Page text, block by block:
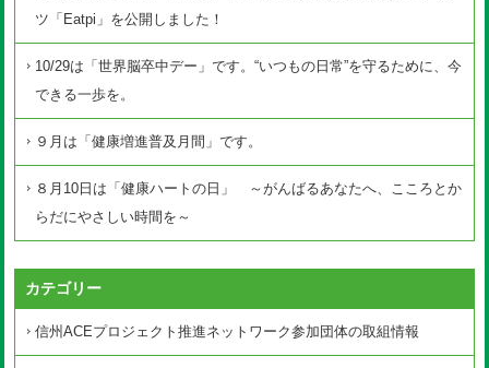
ツ「Eatpi」を公開しました！
10/29は「世界脳卒中デー」です。“いつもの日常”を守るために、今
できる一歩を。
９月は「健康増進普及月間」です。
８月10日は「健康ハートの日」 ～がんばるあなたへ、こころとか
らだにやさしい時間を～
カテゴリー
信州ACEプロジェクト推進ネットワーク参加団体の取組情報